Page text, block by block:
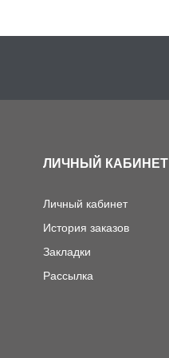
ЛИЧНЫЙ КАБИНЕТ
Личный кабинет
История заказов
Закладки
Рассылка